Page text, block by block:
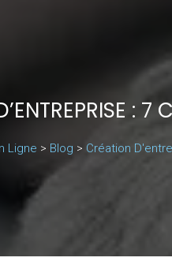
: 7
Ligne > Blog > Création